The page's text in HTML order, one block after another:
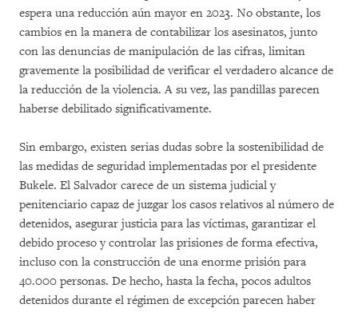
espera una reducción aún mayor en 2023. No obstante, los
cambios en la manera de contabilizar los asesinatos, junto
con las denuncias de manipulación de las cifras, limitan
gravemente la posibilidad de verificar el verdadero alcance de
la reducción de la violencia. A su vez, las pandillas parecen
haberse debilitado significativamente.
Sin embargo, existen serias dudas sobre la sostenibilidad de
las medidas de seguridad implementadas por el presidente
Bukele. El Salvador carece de un sistema judicial y
penitenciario capaz de juzgar los casos relativos al número de
detenidos, asegurar justicia para las víctimas, garantizar el
debido proceso y controlar las prisiones de forma efectiva,
incluso con la construcción de una enorme prisión para
40.000 personas. De hecho, hasta la fecha, pocos adultos
detenidos durante el régimen de excepción parecen haber